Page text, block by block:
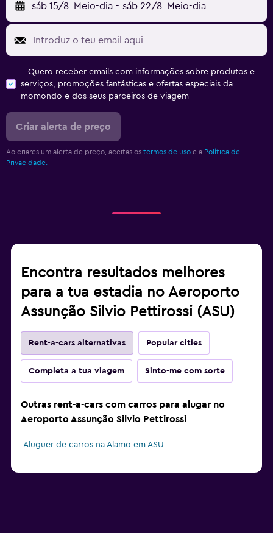
sáb 15/8 Meio-dia - sáb 22/8 Meio-dia
Quero receber emails com informações sobre produtos e
serviços, promoções fantásticas e ofertas especiais da
momondo e dos seus parceiros de viagem
Criar alerta de preço
Ao criares um alerta de preço, aceitas os termos de uso e a Política de
Privacidade.
Encontra resultados melhores
para a tua estadia no Aeroporto
Assunção Silvio Pettirossi (ASU)
Rent-a-cars alternativas Popular cities
Completa a tua viagem Sinto-me com sorte
Outras rent-a-cars com carros para alugar no
Aeroporto Assunção Silvio Pettirossi
Aluguer de carros na Alamo em ASU